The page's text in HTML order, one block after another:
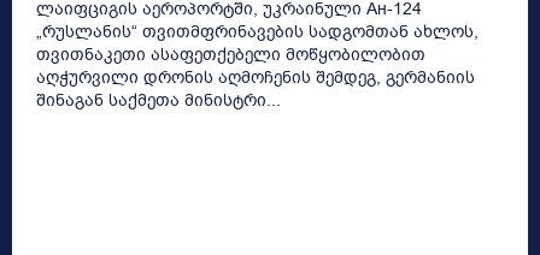
ლაიფციგის აეროპორტში, უკრაინული Ан-124
„რუსლანის“ თვითმფრინავების სადგომთან ახლოს,
თვითნაკეთი ასაფეთქებელი მოწყობილობით
აღჭურვილი დრონის აღმოჩენის შემდეგ, გერმანიის
შინაგან საქმეთა მინისტრი...